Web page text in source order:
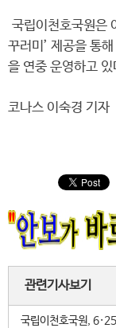
국립이천호국원은
꾸러미’ 제공을 통
을 연중 운영하고
코나스 이숙경 기자
관련기사보기
국립이천호국원,